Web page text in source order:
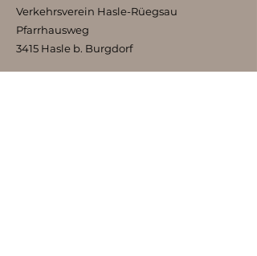
Verkehrsverein Hasle-Rüegsau
Pfarrhausweg
3415 Hasle b. Burgdorf